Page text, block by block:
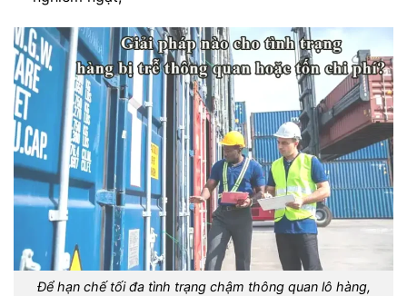
Để hạn chế tối đa tình trạng chậm thông quan lô hàng,